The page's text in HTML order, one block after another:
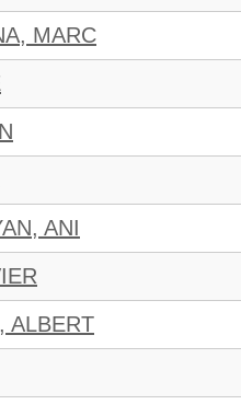
MARC
ANI
ALBERT